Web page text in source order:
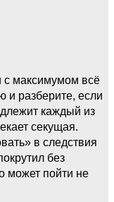
с максимумом всё
и разберите, если
каждый из
секущая.
в следствия
без
может пойти не